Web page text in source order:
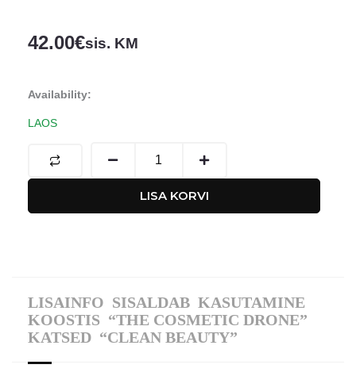
42.00€sis. KM
Availability:
LAOS
Niisutav
mesokokteil
kogus
LISA KORVI
LISAINFO SISALDAB KASUTAMINE
KOOSTIS “THE COSMETIC DRONE”
KATSED “CLEAN BEAUTY”